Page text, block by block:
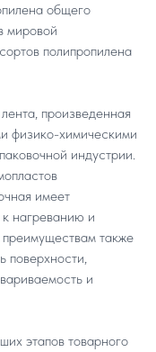
общего
мировой
полипропилена
произведенная
физико-химическими
индустрии.
имеет
нагреванию и
также
поверхности,
и
этапов товарного